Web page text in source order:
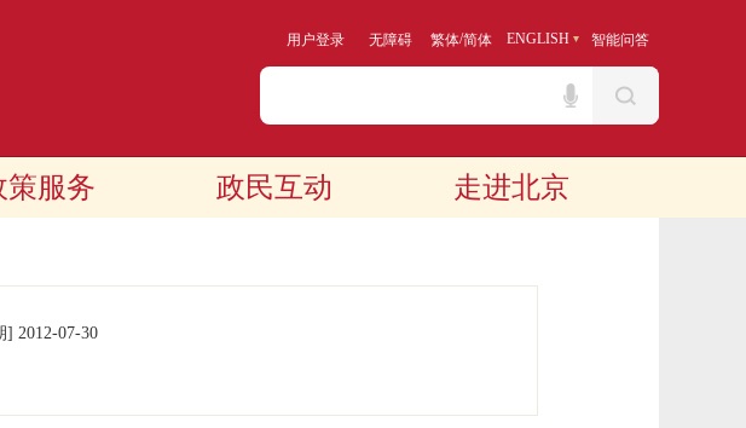
用户登录 无障碍 繁体/简体 ENGLISH 智能问答
策服务 政民互动 走进北京
] 2012-07-30